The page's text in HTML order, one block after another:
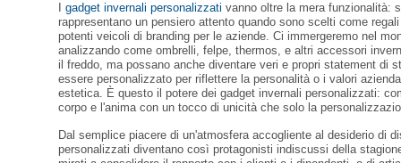
gadget invernali personalizzati vanno oltre la mera funzionalità:
rappresentano un pensiero attento quando sono scelti come
potenti veicoli di branding per le aziende. Ci immergeremo nel
analizzando come ombrelli, felpe, thermos, e altri accessori
il freddo, ma possano anche diventare veri e propri statement di
essere personalizzato per riflettere la personalità o i valori
estetica. È questo il potere dei gadget invernali personalizzati:
corpo e l'anima con un tocco di unicità che solo la
Dal semplice piacere di un'atmosfera accogliente al desiderio di
personalizzati diventano così protagonisti indiscussi della